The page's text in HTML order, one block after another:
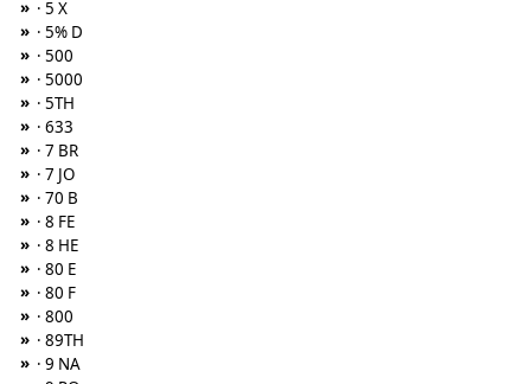
» · 5 X
» · 5% D
» · 500
» · 5000
» · 5TH
» · 633
» · 7 BR
» · 7 JO
» · 70 B
» · 8 FE
» · 8 HE
» · 80 E
» · 80 F
» · 800
» · 89TH
» · 9 NA